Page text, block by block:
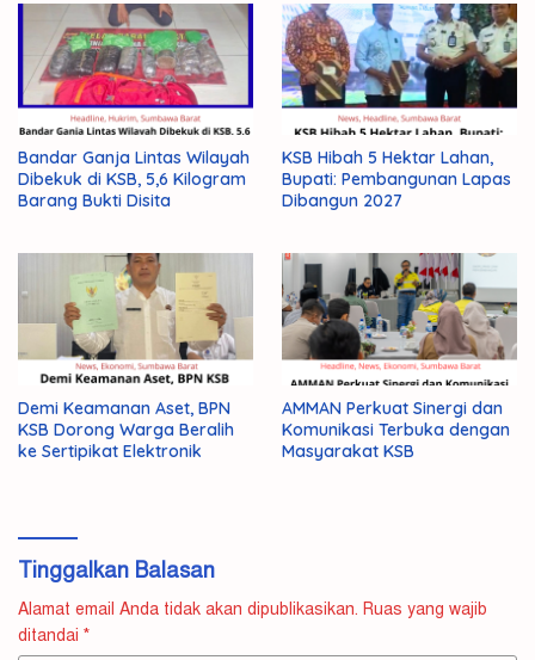
Bandar Ganja Lintas Wilayah
Dibekuk di KSB, 5,6 Kilogram
Barang Bukti Disita
KSB Hibah 5 Hektar Lahan,
Bupati: Pembangunan Lapas
Dibangun 2027
Demi Keamanan Aset, BPN
KSB Dorong Warga Beralih
ke Sertipikat Elektronik
AMMAN Perkuat Sinergi dan
Komunikasi Terbuka dengan
Masyarakat KSB
Tinggalkan Balasan
Alamat email Anda tidak akan dipublikasikan. Ruas yang wajib
ditandai *